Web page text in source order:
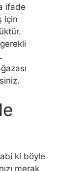
ifade
için
ki böyle
merak